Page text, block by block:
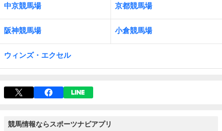
中京競馬場 京都競馬場
阪神競馬場 小倉競馬場
ウィンズ・エクセル
競馬情報ならスポーツナビアプリ